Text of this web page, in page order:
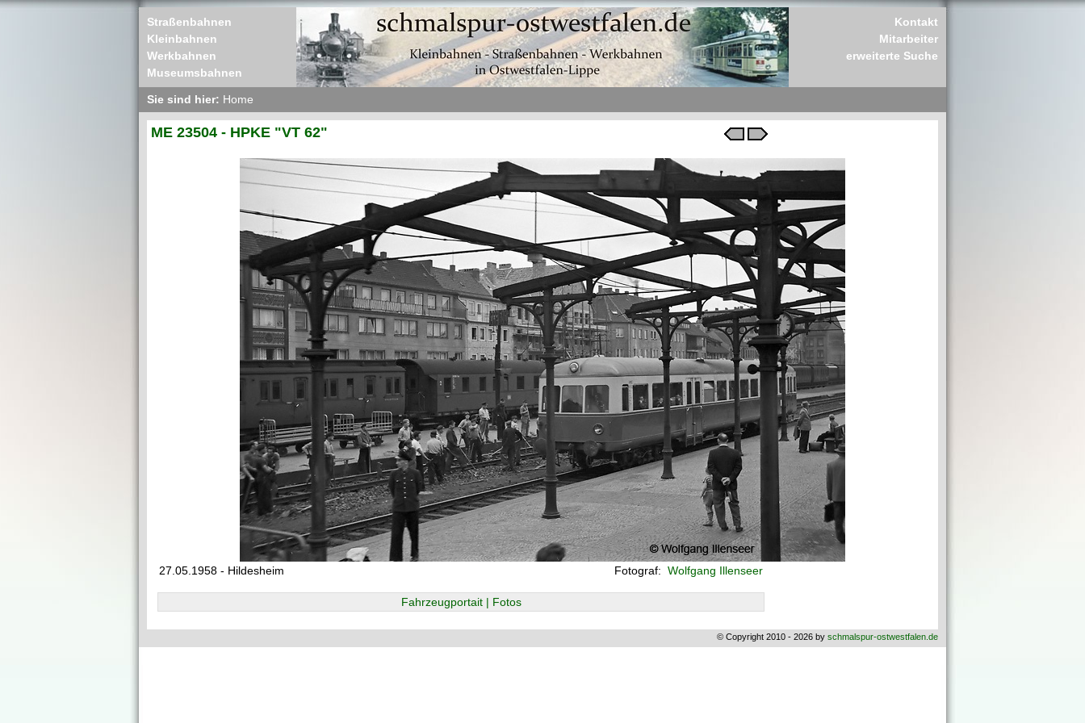
Straßenbahnen
Kleinbahnen
Werkbahnen
Museumsbahnen
Kontakt
Mitarbeiter
erweiterte Suche
Sie sind hier: Home
ME 23504 - HPKE "VT 62"
27.05.1958 - Hildesheim Fotograf: Wolfgang Illenseer
Fahrzeugportait | Fotos
© Copyright 2010 - 2026 by schmalspur-ostwestfalen.de